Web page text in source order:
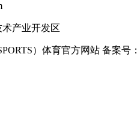
产业开发区
）体育官方网站 备案号：